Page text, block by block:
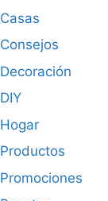
Casas
Consejos
Decoración
DIY
Hogar
Productos
Promociones